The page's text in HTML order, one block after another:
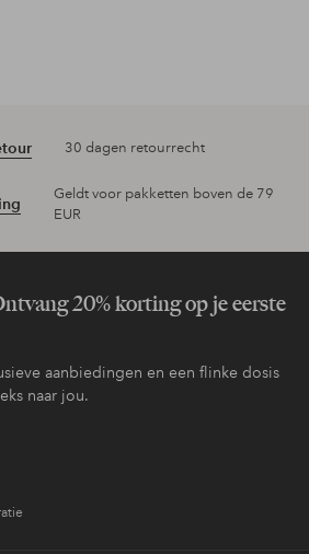
30 dagen retourrecht
Geldt voor pakketten boven de 79
EUR
20% korting op je eerste
aanbiedingen en een flinke dosis
naar jou.